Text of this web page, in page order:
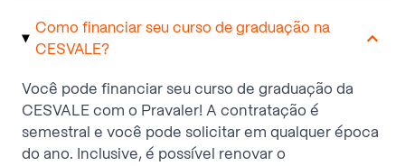
Como financiar seu curso de graduação na
CESVALE?
Você pode financiar seu curso de graduação da
CESVALE com o Pravaler! A contratação é
semestral e você pode solicitar em qualquer época
do ano. Inclusive, é possível renovar o